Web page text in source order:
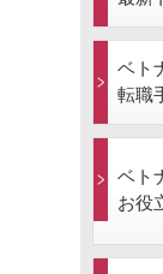
ベト
転職
ベト
お役